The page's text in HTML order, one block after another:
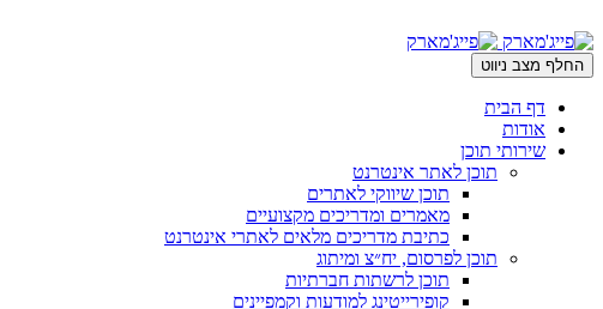
החלף מצב ניווט
דף הבית
אודות
שירותי תוכן
תוכן לאתר אינטרנט
תוכן שיווקי לאתרים
מאמרים ומדריכים מקצועיים
כתיבת מדריכים מלאים לאתרי אינטרנט
תוכן לפרסום, יח״צ ומיתוג
תוכן לרשתות חברתיות
קופירייטינג למודעות וקמפיינים